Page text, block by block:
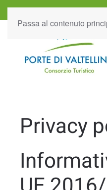
Passa al contenuto
Privacy